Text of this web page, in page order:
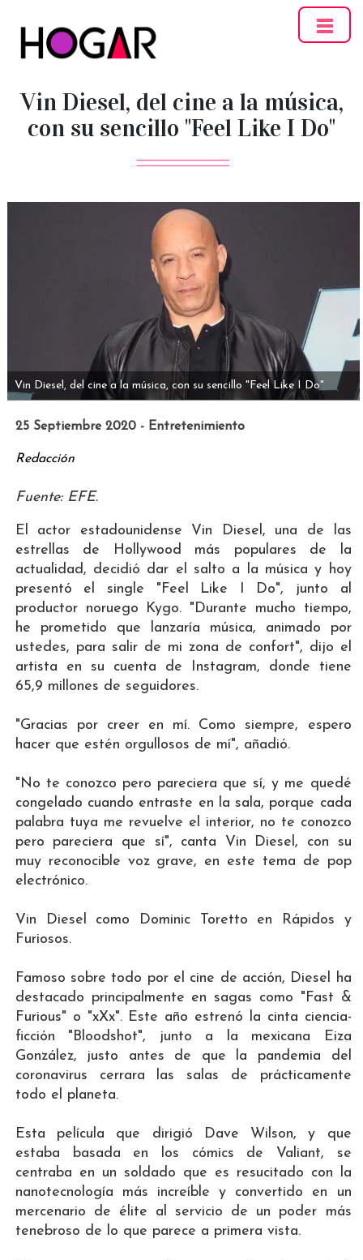
Vin Diesel, del cine a la música,
con su sencillo "Feel Like I Do"
Vin Diesel, del cine a la música, con su sencillo "Feel Like I Do"
25 Septiembre 2020 - Entretenimiento
Redacción
Fuente: EFE.
El actor estadounidense Vin Diesel, una de las
estrellas de Hollywood más populares de la
actualidad, decidió dar el salto a la música y hoy
presentó el single "Feel Like I Do", junto al
productor noruego Kygo. "Durante mucho tiempo,
he prometido que lanzaría música, animado por
ustedes, para salir de mi zona de confort", dijo el
artista en su cuenta de Instagram, donde tiene
65,9 millones de seguidores.
"Gracias por creer en mí. Como siempre, espero
hacer que estén orgullosos de mí", añadió.
"No te conozco pero pareciera que sí, y me quedé
congelado cuando entraste en la sala, porque cada
palabra tuya me revuelve el interior, no te conozco
pero pareciera que sí", canta Vin Diesel, con su
muy reconocible voz grave, en este tema de pop
electrónico.
Vin Diesel como Dominic Toretto en Rápidos y
Furiosos.
Famoso sobre todo por el cine de acción, Diesel ha
destacado principalmente en sagas como "Fast &
Furious" o "xXx". Este año estrenó la cinta ciencia-
ficción "Bloodshot", junto a la mexicana Eiza
González, justo antes de que la pandemia del
coronavirus cerrara las salas de prácticamente
todo el planeta.
Esta película que dirigió Dave Wilson, y que
estaba basada en los cómics de Valiant, se
centraba en un soldado que es resucitado con la
nanotecnología más increíble y convertido en un
mercenario de élite al servicio de un poder más
tenebroso de lo que parece a primera vista.